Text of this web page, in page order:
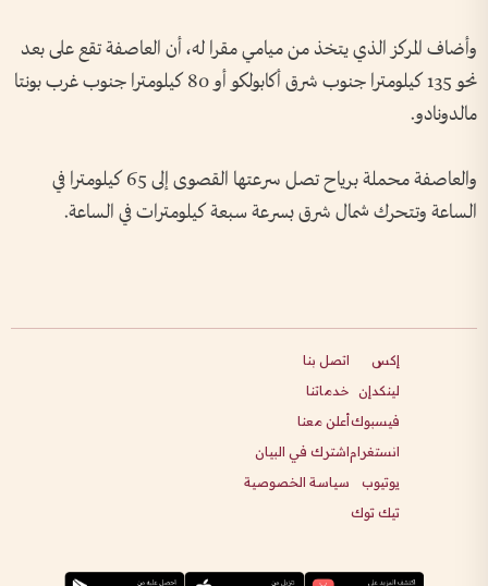
وأضاف المركز الذي يتخذ من ميامي مقرا له، أن العاصفة تقع على بعد
نحو 135 كيلومترا جنوب شرق أكابولكو أو 80 كيلومترا جنوب غرب بونتا
مالدونادو.
والعاصفة محملة برياح تصل سرعتها القصوى إلى 65 كيلومترا في
الساعة وتتحرك شمال شرق بسرعة سبعة كيلومترات في الساعة.
إكس
لينكدإن
فيسبوك
انستغرام
يوتيوب
تيك توك
اتصل بنا
خدماتنا
أعلن معنا
اشترك في البيان
سياسة الخصوصية